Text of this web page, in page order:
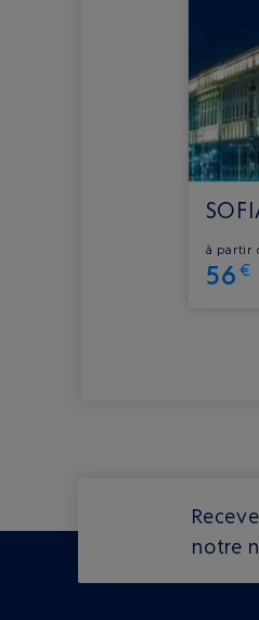
à partir
56 €
notre